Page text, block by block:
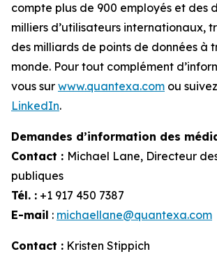
compte plus de 900 employés et des
milliers d’utilisateurs internationaux,
des milliards de points de données à
monde. Pour tout complément
vous sur www.quantexa.com ou
LinkedIn.
Demandes d’information des
Contact : Michael Lane, Directeur
publiques
Tél. : +1 917 450 7387
E-mail : michaellane@quantexa.com
Contact : Kristen Stippich